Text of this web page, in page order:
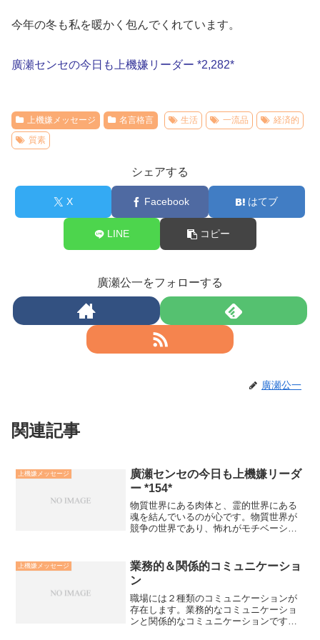
今年の冬も私を暖かく包んでくれています。
廣瀬センセの今日も上機嫌リーダー *2,282*
上機嫌メッセージ 名言格言 生活 一流品
経済的
質素
シェアする
X Facebook はてブ
LINE コピー
廣瀬公一をフォローする
廣瀬公一
関連記事
上機嫌メッセージ
廣瀬センセの今日も上機嫌リーダ
ー *154*
物質世界にある肉体と、霊的世界にある
魂を結んでいるのが心です。物質世界が
競争の世界であり、怖れがモチベーショ
理世界は統合バランスの世界であり、
「自利利他がモチベーション...
上機嫌メッセージ
業務的＆関係的コミュニケーショ
ン
職場には２種類のコミュニケーションが
存在します。業務的なコミュニケーショ
ンと関係的なコミュニケーションです。